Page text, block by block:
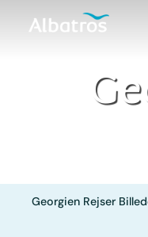
Georgien Rejser